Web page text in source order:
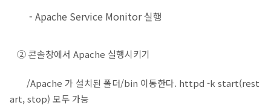
- Apache Service Monitor 실행
② 콘솔창에서 Apache 실행시키기
/Apache 가 설치된 폴더/bin 이동한다. httpd -k start(rest
art, stop) 모두 가능